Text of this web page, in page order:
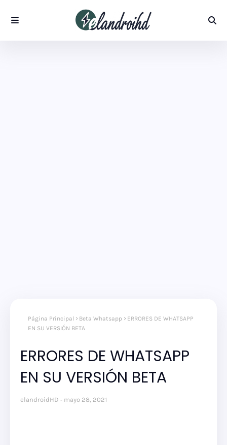
Página Principal Beta Whatsapp
ERRORES DE WHATSAPP
EN SU VERSIÓN BETA
ERRORES DE WHATSAPP
EN SU VERSIÓN BETA
elandroidHD mayo 28, 2021